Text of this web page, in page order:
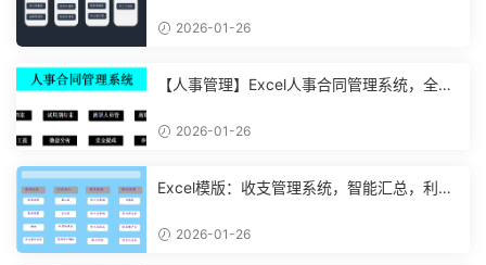
2026-01-26
【人事管理】Excel人事合同管理系统，全函
2026-01-26
Excel模版：收支管理系统，智能汇总，利润
2026-01-26